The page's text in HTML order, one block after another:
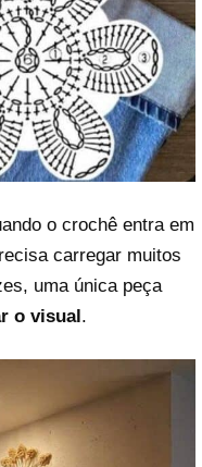
o crochê entra em
carregar muitos
uma única peça
o visual.